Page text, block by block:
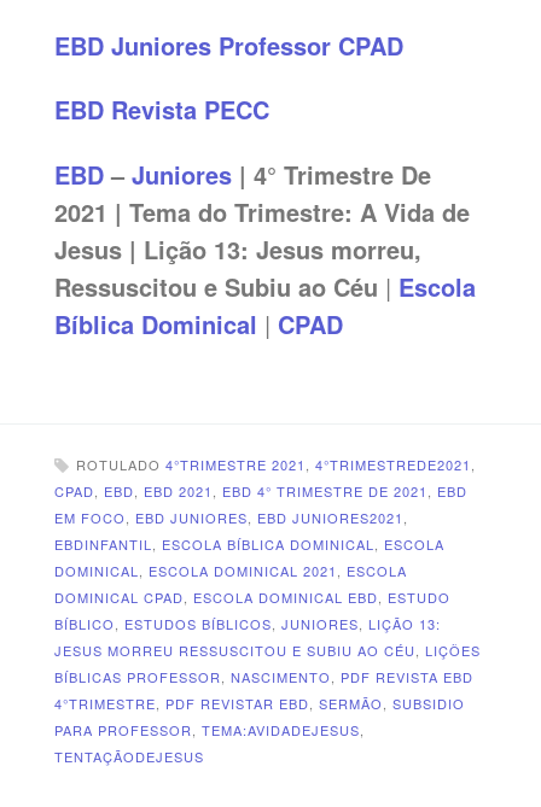
EBD Juniores Professor CPAD
EBD Revista PECC
EBD– Juniores| 4° Trimestre De
2021 | Tema do Trimestre: A Vida de
Jesus | Lição 13: Jesus morreu,
Ressuscitou e Subiu ao Céu | Escola
Bíblica Dominical | CPAD
ROTULADO 4°TRIMESTRE 2021 , 4°TRIMESTREDE2021 ,
CPAD, EBD, EBD 2021 , EBD 4° TRIMESTRE DE 2021 , EBD
EM FOCO, EBD JUNIORES, EBD JUNIORES2021 ,
EBDINFANTIL, ESCOLA BÍBLICA DOMINICAL, ESCOLA
DOMINICAL, ESCOLA DOMINICAL 2021 , ESCOLA
DOMINICAL CPAD, ESCOLA DOMINICAL EBD, ESTUDO
BÍBLICO, ESTUDOS BÍBLICOS, JUNIORES, LIÇÃO 13:
JESUS MORREU RESSUSCITOU E SUBIU AO CÉU, LIÇÕES
BÍBLICAS PROFESSOR, NASCIMENTO, PDF REVISTA EBD
4°TRIMESTRE, PDF REVISTAR EBD, SERMÃO, SUBSIDIO
PARA PROFESSOR, TEMA:AVIDADEJESUS,
TENTAÇÃODEJESUS